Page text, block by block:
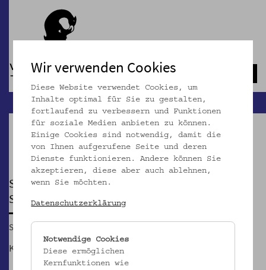
Pause
SAMMLUNGS-SPRECHSTUNDEN UND "SERÖSE
SÉANCE"
Sa, 18.05.2013, 14:00 – 17:00
Klassische Archäologie, Sammlung Frauennachlässe
Wir verwenden Cookies
Diese Website verwendet Cookies, um
Inhalte optimal für Sie zu gestalten,
fortlaufend zu verbessern und Funktionen
für soziale Medien anbieten zu können.
Einige Cookies sind notwendig, damit die
von Ihnen aufgerufene Seite und deren
Dienste funktionieren. Andere können Sie
akzeptieren, diese aber auch ablehnen,
wenn Sie möchten.
Datenschutzerklärung
Notwendige Cookies
Diese ermöglichen
Kernfunktionen wie